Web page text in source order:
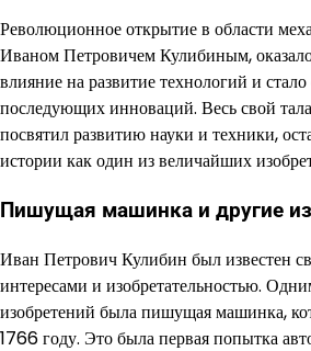
Революционное открытие в области
Иваном Петровичем Кулибиным,
влияние на развитие технологий и
последующих инноваций. Весь свой
посвятил развитию науки и техники,
истории как один из величайших
Пишущая машинка и другие
Иван Петрович Кулибин был известен
интересами и изобретательностью.
изобретений была пишущая машинка,
1766 году. Это была первая попытка